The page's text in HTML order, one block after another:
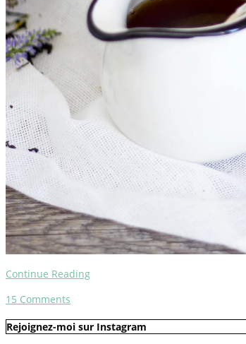
Continue Reading
15 Comments
Rejoignez-moi sur Instagram